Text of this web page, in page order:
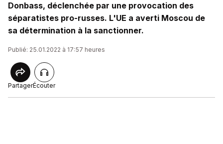
Donbass, déclenchée par une provocation des
séparatistes pro-russes. L'UE a averti Moscou de
sa détermination à la sanctionner.
Publié: 25.01.2022 à 17:57 heures
PartagerÉcouter